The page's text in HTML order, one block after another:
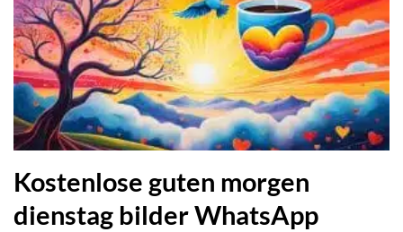
Kostenlose guten morgen
dienstag bilder WhatsApp